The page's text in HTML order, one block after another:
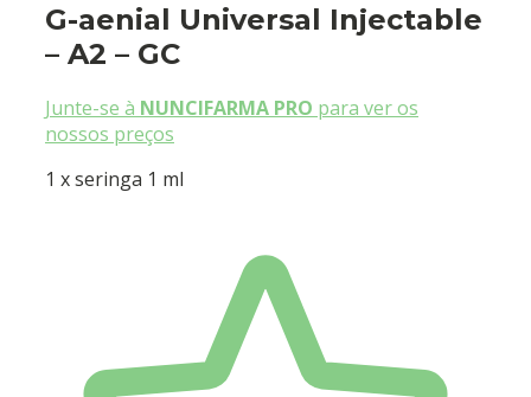
G-aenial Universal Injectable
– A2 – GC
Junte-se à NUNCIFARMA PRO para ver os
nossos preços
1 x seringa 1 ml